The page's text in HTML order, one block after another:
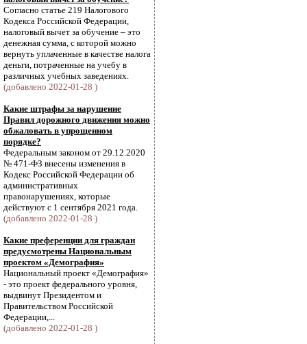
Согласно статье 219 Налогового
Кодекса Российской Федерации,
налоговый вычет за обучение – это
денежная сумма, с которой можно
вернуть уплаченные в качестве налога
деньги, потраченные на учебу в
различных учебных заведениях.
(добавлено 2022-01-28 )
Какие штрафы за нарушение
Правил дорожного движения можно
обжаловать в упрощенном
порядке?
Федеральным законом от 29.12.2020
№ 471-ФЗ внесены изменения в
Кодекс Российской Федерации об
административных
правонарушениях, которые
действуют с 1 сентября 2021 года.
(добавлено 2022-01-28 )
Какие преференции для граждан
предусмотрены Национальным
проектом «Демография»
Национальный проект «Демография»
- это проект федерального уровня,
выдвинут Президентом и
Правительством Российской
Федерации,...
(добавлено 2022-01-28 )